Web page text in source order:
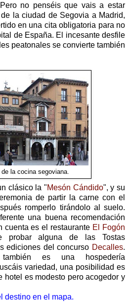
no penséis que vais a estar
la ciudad de Segovia a Madrid,
en una cita obligatoria para no
de España. El incesante desfile
peatonales se convierte también
la cocina segoviana.
clásico la "Mesón Cándido", y su
de partir la carne con el
romperlo tirándolo al suelo.
una buena recomendación
cuenta es el restaurante El Fogón
alguna de las Tostas
ediciones del concurso Decalles.
es una hospedería
variedad, una posibilidad es
hotel es modesto pero acogedor y
destino en el mapa.